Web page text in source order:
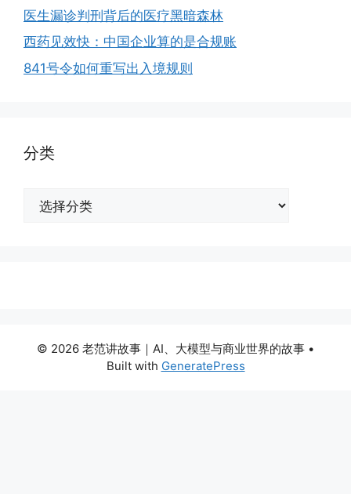
医生漏诊判刑背后的医疗黑暗森林
西药见效快：中国企业算的是合规账
841号令如何重写出入境规则
分类
© 2026 老范讲故事｜AI、大模型与商业世界的故事 •
Built with GeneratePress